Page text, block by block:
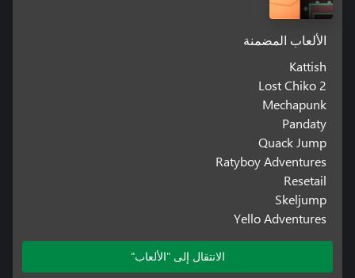
الألعاب المضمنة
Kattish
Lost Chiko 2
Mechapunk
Pandaty
Quack Jump
Ratyboy Adventures
Resetail
Skeljump
Yello Adventures
الانتقال إلى "الألعاب"